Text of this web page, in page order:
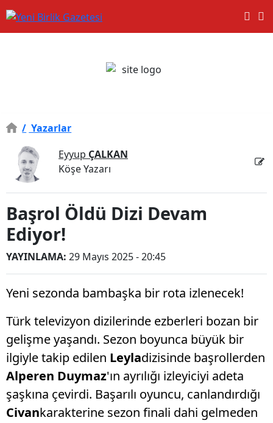
/ Yazarlar
Eyyup ÇALKAN
Köşe Yazarı
Başrol Öldü Dizi Devam
Ediyor!
YAYINLAMA: 29 Mayıs 2025 - 20:45
Yeni sezonda bambaşka bir rota izlenecek!
Türk televizyon dizilerinde ezberleri bozan bir
gelişme yaşandı. Sezon boyunca büyük bir
ilgiyle takip edilen Leyladizisinde başrollerden
Alperen Duymaz'ın ayrılığı izleyiciyi adeta
şaşkına çevirdi. Başarılı oyuncu, canlandırdığı
Civankarakterine sezon finali dahi gelmeden